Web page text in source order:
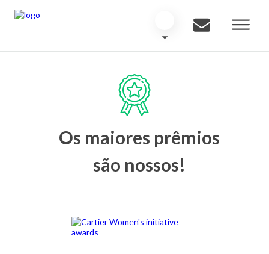
Os maiores prêmios
são nossos!